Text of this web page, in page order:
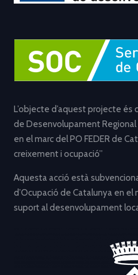
L’objecte d’aquest projecte és
de Desenvolupament Regional
en el marc del PO FEDER de
creixement i ocupació”
Aquesta acció està
d’Ocupació de Catalunya en el
suport al desenvolupament